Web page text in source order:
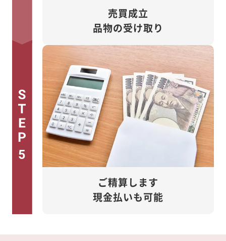
売買成立
品物の受け取り
5
ご精算します
現金払いも可能